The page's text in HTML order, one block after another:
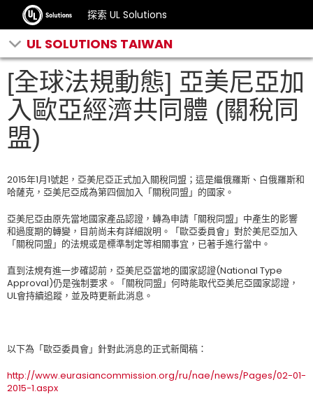
探索 UL Solutions
UL SOLUTIONS TAIWAN
[全球法規動態] 亞美尼亞加
入歐亞經濟共同體 (關稅同
盟)
2015年1月1號起，亞美尼亞正式加入關稅同盟；這是繼俄羅斯、白俄羅斯和
哈薩克，亞美尼亞成為第四個加入「關稅同盟」的國家。
亞美尼亞由原先當地國家產品認證，轉為申請「關稅同盟」中產生的影響
和過度期的轉變，目前尚未有詳細說明。「歐亞委員會」對於美尼亞加入
「關稅同盟」的法規或是標準制定等相關事宜，已著手進行當中。
直到法規有進一步確認前，亞美尼亞當地的國家認證(National Type
Approval)仍是強制要求。「關稅同盟」何時能取代亞美尼亞國家認證，
UL會持續追蹤，並及時更新此消息。
以下為「歐亞委員會」針對此消息的正式新聞稿：
http://www.eurasiancommission.org/ru/nae/news/Pages/02-01-
2015-1.aspx